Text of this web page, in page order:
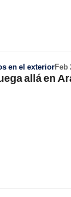
en el exteriorFeb
allá en